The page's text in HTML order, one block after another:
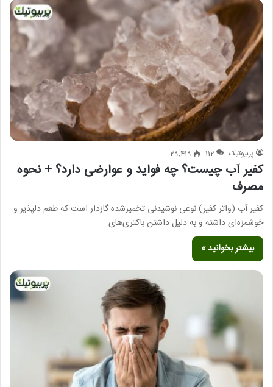
پربیوتیک 112
29,419
کفیر آب چیست؟ چه فواید و عوارضی دارد؟ + نحوه
مصرف
کفیر آب (واتر کفیر) نوعی نوشیدنی تخمیرشده گازدار است که طعم دلپذیر و
خوشمزه‌ای داشته و به دلیل داشتن باکتری‌های…
بیشتر بخوانید »